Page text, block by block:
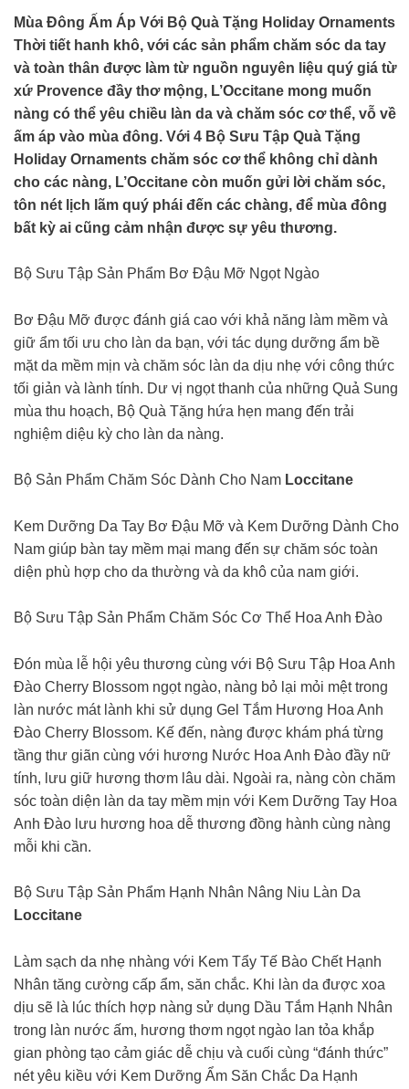
Mùa Đông Ấm Áp Với Bộ Quà Tặng Holiday Ornaments
Thời tiết hanh khô, với các sản phẩm chăm sóc da tay
và toàn thân được làm từ nguồn nguyên liệu quý giá từ
xứ Provence đầy thơ mộng, L’Occitane mong muốn
nàng có thể yêu chiều làn da và chăm sóc cơ thể, vỗ về
ấm áp vào mùa đông. Với 4 Bộ Sưu Tập Quà Tặng
Holiday Ornaments chăm sóc cơ thể không chỉ dành
cho các nàng, L’Occitane còn muốn gửi lời chăm sóc,
tôn nét lịch lãm quý phái đến các chàng, để mùa đông
bất kỳ ai cũng cảm nhận được sự yêu thương.
Bộ Sưu Tập Sản Phẩm Bơ Đậu Mỡ Ngọt Ngào
Bơ Đậu Mỡ được đánh giá cao với khả năng làm mềm và
giữ ẩm tối ưu cho làn da bạn, với tác dụng dưỡng ẩm bề
mặt da mềm mịn và chăm sóc làn da dịu nhẹ với công thức
tối giản và lành tính. Dư vị ngọt thanh của những Quả Sung
mùa thu hoạch, Bộ Quà Tặng hứa hẹn mang đến trải
nghiệm diệu kỳ cho làn da nàng.
Bộ Sản Phẩm Chăm Sóc Dành Cho Nam Loccitane
Kem Dưỡng Da Tay Bơ Đậu Mỡ và Kem Dưỡng Dành Cho
Nam giúp bàn tay mềm mại mang đến sự chăm sóc toàn
diện phù hợp cho da thường và da khô của nam giới.
Bộ Sưu Tập Sản Phẩm Chăm Sóc Cơ Thể Hoa Anh Đào
Đón mùa lễ hội yêu thương cùng với Bộ Sưu Tập Hoa Anh
Đào Cherry Blossom ngọt ngào, nàng bỏ lại mỏi mệt trong
làn nước mát lành khi sử dụng Gel Tắm Hương Hoa Anh
Đào Cherry Blossom. Kế đến, nàng được khám phá từng
tầng thư giãn cùng với hương Nước Hoa Anh Đào đầy nữ
tính, lưu giữ hương thơm lâu dài. Ngoài ra, nàng còn chăm
sóc toàn diện làn da tay mềm mịn với Kem Dưỡng Tay Hoa
Anh Đào lưu hương hoa dễ thương đồng hành cùng nàng
mỗi khi cần.
Bộ Sưu Tập Sản Phẩm Hạnh Nhân Nâng Niu Làn Da
Loccitane
Làm sạch da nhẹ nhàng với Kem Tẩy Tế Bào Chết Hạnh
Nhân tăng cường cấp ẩm, săn chắc. Khi làn da được xoa
dịu sẽ là lúc thích hợp nàng sử dụng Dầu Tắm Hạnh Nhân
trong làn nước ấm, hương thơm ngọt ngào lan tỏa khắp
gian phòng tạo cảm giác dễ chịu và cuối cùng “đánh thức”
nét yêu kiều với Kem Dưỡng Ẩm Săn Chắc Da Hạnh